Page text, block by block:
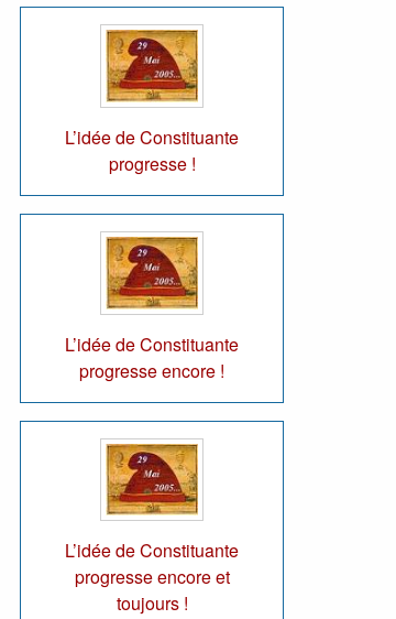
L’idée de Constituante
progresse !
L’idée de Constituante
progresse encore !
L’idée de Constituante
progresse encore et
toujours !